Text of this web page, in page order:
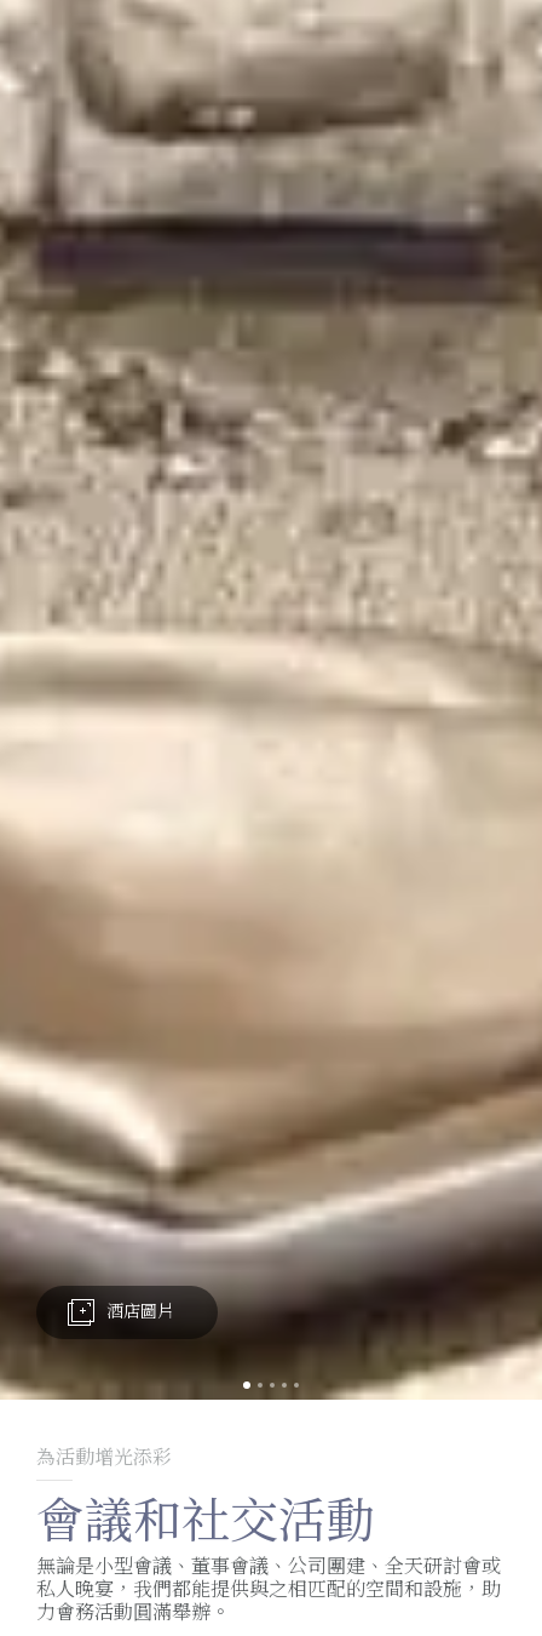
酒店圖片
為活動增光添彩
會議和社交活動
無論是小型會議、董事會議、公司團建、全天研討會或
私人晚宴，我們都能提供與之相匹配的空間和設施，助
力會務活動圓滿舉辦。